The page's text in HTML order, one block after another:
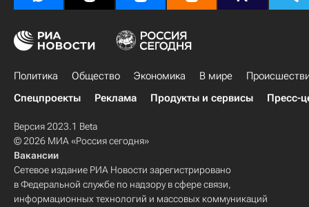
Политика Общество Экономика В мире
Спецпроекты
Реклама Продукты и сервисы Пресс-
Версия 2023.1 Beta
© 2026 МИА «Россия сегодня»
Вакансии
Сетевое издание РИА Новости зарегистрировано
в Федеральной службе по надзору в сфере связи,
информационных технологий и массовых коммуникаций